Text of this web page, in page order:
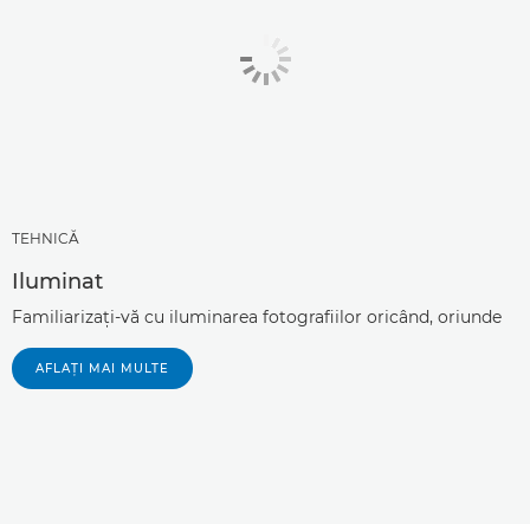
TEHNICĂ
Iluminat
Familiarizaţi-vă cu iluminarea fotografiilor oricând, oriunde
AFLAŢI MAI MULTE